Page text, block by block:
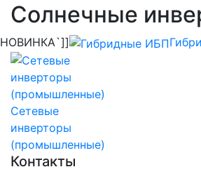
Солнечные
НОВИНКА`]]
Сетевые
инверторы
(промышленные)
Контакты